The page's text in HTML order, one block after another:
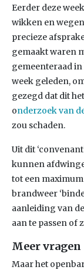
Eerder deze
wikken en
precieze
gemaakt waren
gemeenteraad
week geleden,
gezegd dat dit
onderzoek van
zou schaden.
Uit dit
kunnen
tot een
brandweer
aanleiding van
aan te passen of
Meer vragen
Maar het